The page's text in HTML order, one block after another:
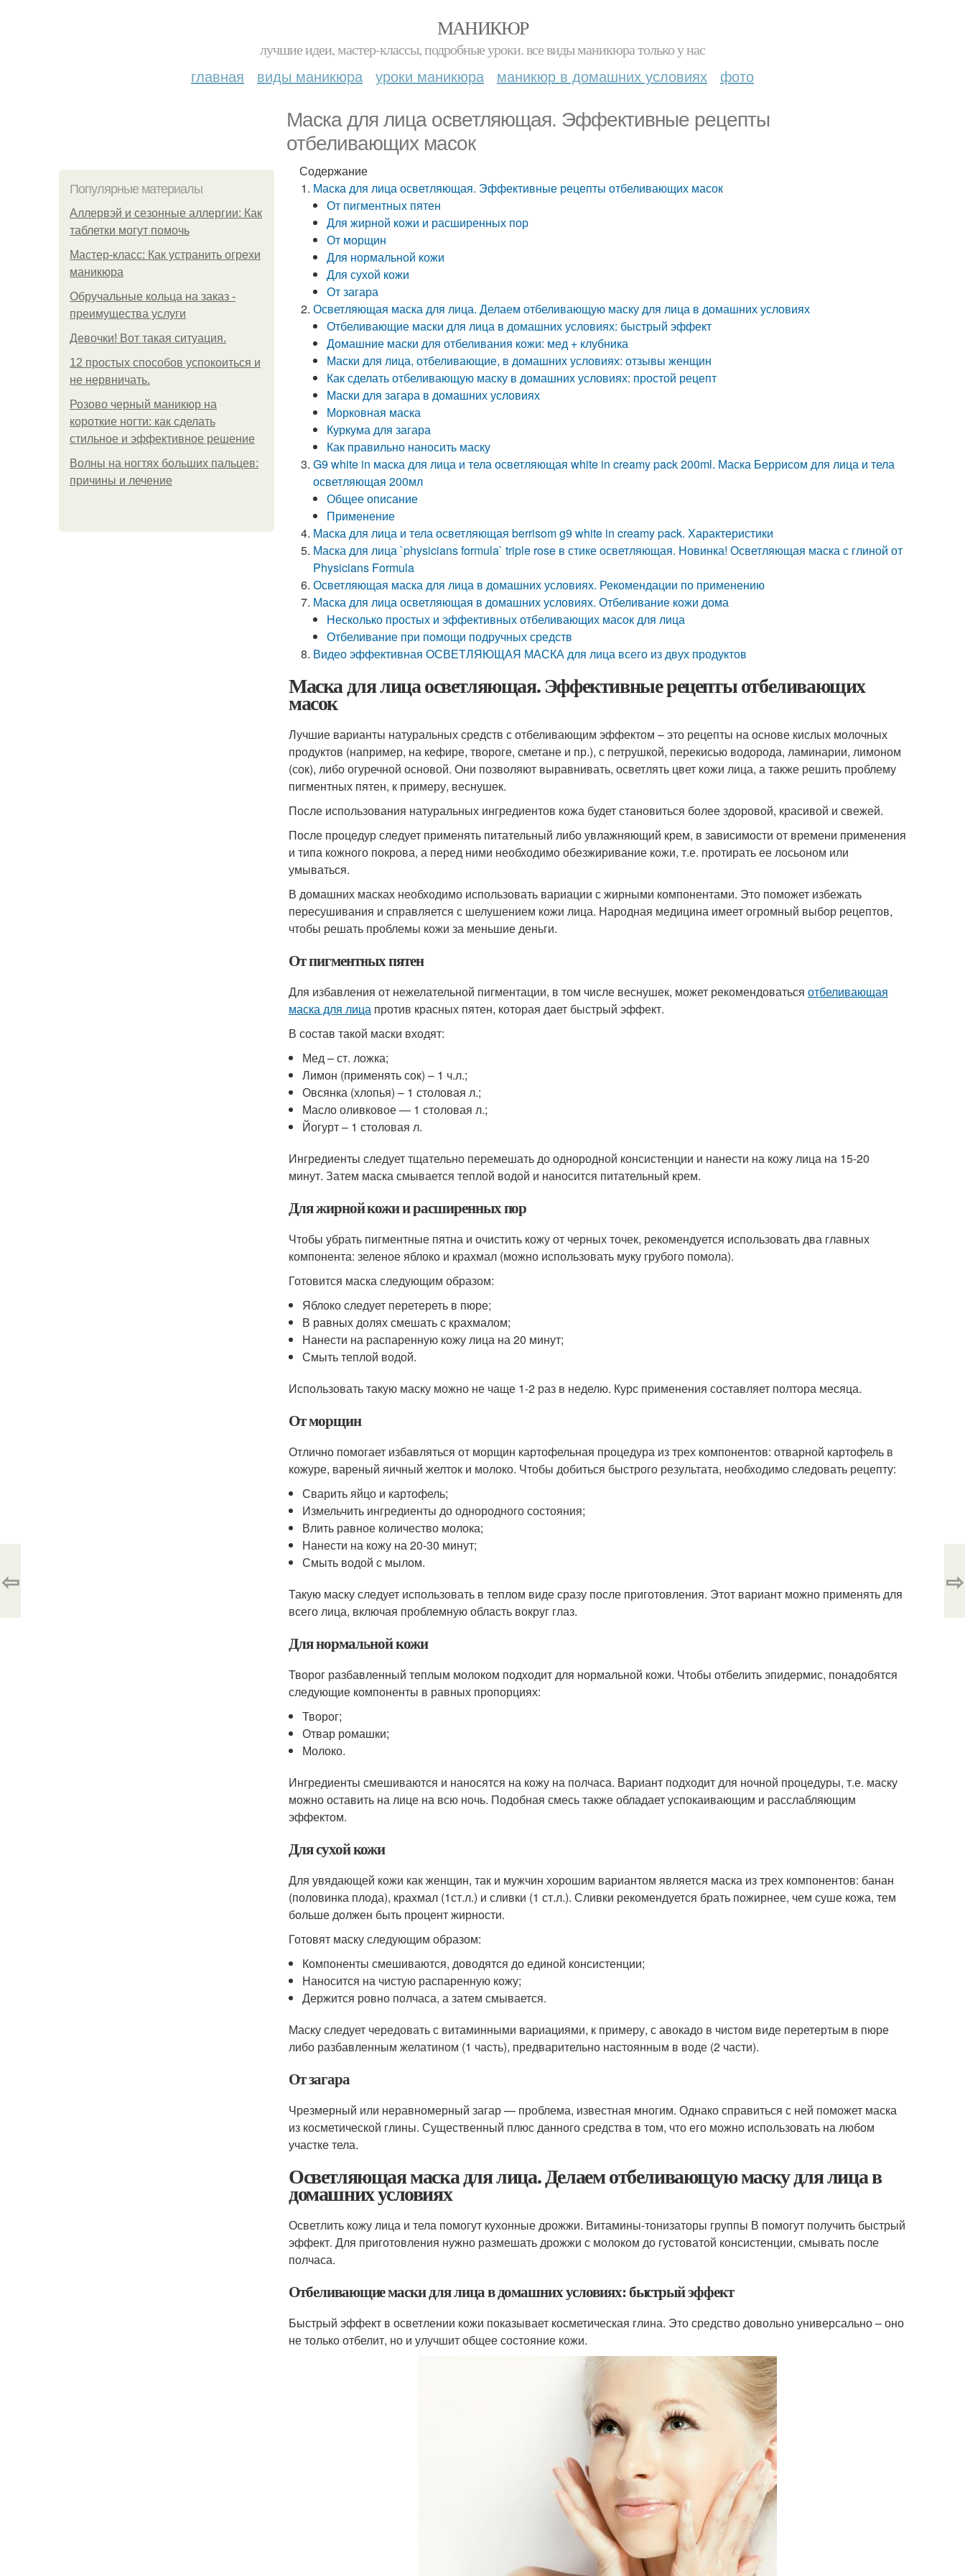
МАНИКЮР
лучшие идеи, мастер-классы, подробные уроки. все виды маникюра только у нас
главная виды маникюра уроки маникюра маникюр в домашних условиях фото
Маска для лица осветляющая. Эффективные рецепты
отбеливающих масок
Популярные материалы
Аллервэй и сезонные аллергии: Как
таблетки могут помочь
Мастер-класс: Как устранить огрехи
маникюра
Обручальные кольца на заказ -
преимущества услуги
Девочки! Вот такая ситуация.
12 простых способов успокоиться и
не нервничать.
Розово черный маникюр на
короткие ногти: как сделать
стильное и эффективное решение
Волны на ногтях больших пальцев:
причины и лечение
Содержание
Маска для лица осветляющая. Эффективные рецепты отбеливающих масок
От пигментных пятен
Для жирной кожи и расширенных пор
От морщин
Для нормальной кожи
Для сухой кожи
От загара
Осветляющая маска для лица. Делаем отбеливающую маску для лица в домашних условиях
Отбеливающие маски для лица в домашних условиях: быстрый эффект
Домашние маски для отбеливания кожи: мед + клубника
Маски для лица, отбеливающие, в домашних условиях: отзывы женщин
Как сделать отбеливающую маску в домашних условиях: простой рецепт
Маски для загара в домашних условиях
Морковная маска
Куркума для загара
Как правильно наносить маску
G9 white in маска для лица и тела осветляющая white in creamy pack 200ml. Маска Беррисом для лица и тела
осветляющая 200мл
Общее описание
Применение
Маска для лица и тела осветляющая berrisom g9 white in creamy pack. Характеристики
Маска для лица `physicians formula` triple rose в стике осветляющая. Новинка! Осветляющая маска с глиной от
Physicians Formula
Осветляющая маска для лица в домашних условиях. Рекомендации по применению
Маска для лица осветляющая в домашних условиях. Отбеливание кожи дома
Несколько простых и эффективных отбеливающих масок для лица
Отбеливание при помощи подручных средств
Видео эффективная ОСВЕТЛЯЮЩАЯ МАСКА для лица всего из двух продуктов
Маска для лица осветляющая. Эффективные рецепты отбеливающих
масок
Лучшие варианты натуральных средств с отбеливающим эффектом – это рецепты на основе кислых молочных
продуктов (например, на кефире, твороге, сметане и пр.), с петрушкой, перекисью водорода, ламинарии, лимоном
(сок), либо огуречной основой. Они позволяют выравнивать, осветлять цвет кожи лица, а также решить проблему
пигментных пятен, к примеру, веснушек.
После использования натуральных ингредиентов кожа будет становиться более здоровой, красивой и свежей.
После процедур следует применять питательный либо увлажняющий крем, в зависимости от времени применения
и типа кожного покрова, а перед ними необходимо обезжиривание кожи, т.е. протирать ее лосьоном или
умываться.
В домашних масках необходимо использовать вариации с жирными компонентами. Это поможет избежать
пересушивания и справляется с шелушением кожи лица. Народная медицина имеет огромный выбор рецептов,
чтобы решать проблемы кожи за меньшие деньги.
От пигментных пятен
Для избавления от нежелательной пигментации, в том числе веснушек, может рекомендоваться отбеливающая
маска для лица против красных пятен, которая дает быстрый эффект.
В состав такой маски входят:
Мед – ст. ложка;
Лимон (применять сок) – 1 ч.л.;
Овсянка (хлопья) – 1 столовая л.;
Масло оливковое — 1 столовая л.;
Йогурт – 1 столовая л.
Ингредиенты следует тщательно перемешать до однородной консистенции и нанести на кожу лица на 15-20
минут. Затем маска смывается теплой водой и наносится питательный крем.
Для жирной кожи и расширенных пор
Чтобы убрать пигментные пятна и очистить кожу от черных точек, рекомендуется использовать два главных
компонента: зеленое яблоко и крахмал (можно использовать муку грубого помола).
Готовится маска следующим образом:
Яблоко следует перетереть в пюре;
В равных долях смешать с крахмалом;
Нанести на распаренную кожу лица на 20 минут;
Смыть теплой водой.
Использовать такую маску можно не чаще 1-2 раз в неделю. Курс применения составляет полтора месяца.
От морщин
Отлично помогает избавляться от морщин картофельная процедура из трех компонентов: отварной картофель в
кожуре, вареный яичный желток и молоко. Чтобы добиться быстрого результата, необходимо следовать рецепту:
Сварить яйцо и картофель;
Измельчить ингредиенты до однородного состояния;
Влить равное количество молока;
Нанести на кожу на 20-30 минут;
Смыть водой с мылом.
Такую маску следует использовать в теплом виде сразу после приготовления. Этот вариант можно применять для
всего лица, включая проблемную область вокруг глаз.
Для нормальной кожи
Творог разбавленный теплым молоком подходит для нормальной кожи. Чтобы отбелить эпидермис, понадобятся
следующие компоненты в равных пропорциях:
Творог;
Отвар ромашки;
Молоко.
Ингредиенты смешиваются и наносятся на кожу на полчаса. Вариант подходит для ночной процедуры, т.е. маску
можно оставить на лице на всю ночь. Подобная смесь также обладает успокаивающим и расслабляющим
эффектом.
Для сухой кожи
Для увядающей кожи как женщин, так и мужчин хорошим вариантом является маска из трех компонентов: банан
(половинка плода), крахмал (1ст.л.) и сливки (1 ст.л.). Сливки рекомендуется брать пожирнее, чем суше кожа, тем
больше должен быть процент жирности.
Готовят маску следующим образом:
Компоненты смешиваются, доводятся до единой консистенции;
Наносится на чистую распаренную кожу;
Держится ровно полчаса, а затем смывается.
Маску следует чередовать с витаминными вариациями, к примеру, с авокадо в чистом виде перетертым в пюре
либо разбавленным желатином (1 часть), предварительно настоянным в воде (2 части).
От загара
Чрезмерный или неравномерный загар — проблема, известная многим. Однако справиться с ней поможет маска
из косметической глины. Существенный плюс данного средства в том, что его можно использовать на любом
участке тела.
Осветляющая маска для лица. Делаем отбеливающую маску для лица в
домашних условиях
Осветлить кожу лица и тела помогут кухонные дрожжи. Витамины-тонизаторы группы В помогут получить быстрый
эффект. Для приготовления нужно размешать дрожжи с молоком до густоватой консистенции, смывать после
полчаса.
Отбеливающие маски для лица в домашних условиях: быстрый эффект
Быстрый эффект в осветлении кожи показывает косметическая глина. Это средство довольно универсально – оно
не только отбелит, но и улучшит общее состояние кожи.
⇦ ⇨